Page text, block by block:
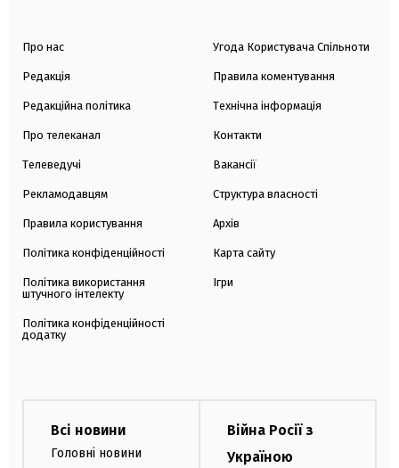
Про нас
Редакція
Редакційна політика
Про телеканал
Телеведучі
Рекламодавцям
Правила користування
Політика конфіденційності
Політика використання
штучного інтелекту
Політика конфіденційності
додатку
Угода Користувача Спільноти
Правила коментування
Технічна інформація
Контакти
Вакансії
Структура власності
Архів
Карта сайту
Ігри
Всі новини
Головні новини
Війна Росії з
Україною